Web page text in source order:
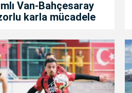
Van-Bahçesaray
karla mücadele